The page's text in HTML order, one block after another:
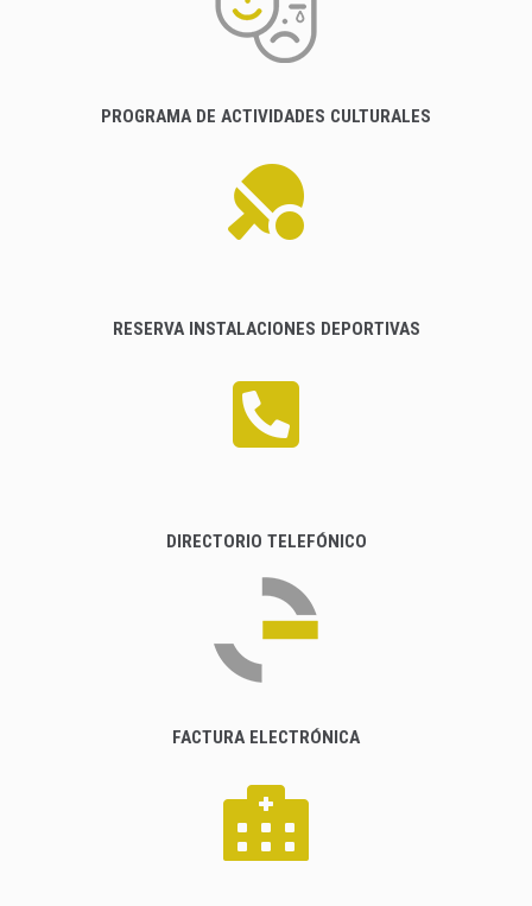
PROGRAMA DE ACTIVIDADES CULTURALES
RESERVA INSTALACIONES DEPORTIVAS
DIRECTORIO TELEFÓNICO
FACTURA ELECTRÓNICA